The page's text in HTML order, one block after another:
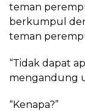
teman
berkumpul
teman
“Tidak dapat
mengandung
“Kenapa?”